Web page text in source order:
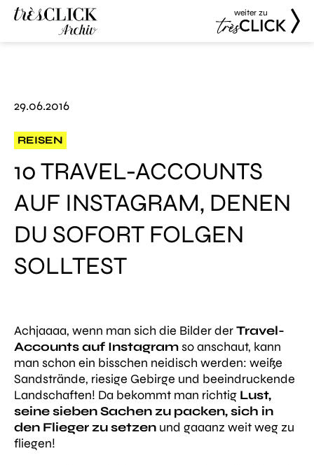
weiter zu
29.06.2016
REISEN
10 TRAVEL-ACCOUNTS
AUF INSTAGRAM, DENEN
DU SOFORT FOLGEN
SOLLTEST
Achjaaaa, wenn man sich die Bilder derTravel-
Accounts auf Instagramso anschaut, kann
man schon ein bisschen neidisch werden: weiße
Sandstrände, riesige Gebirge und beeindruckende
Landschaften! Da bekommt man richtig Lust,
seine sieben Sachen zu packen, sich in
den Flieger zu setzen und gaaanz weit weg zu
fliegen!